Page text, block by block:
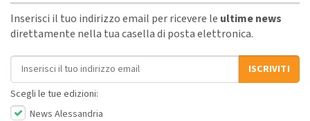
Inserisci il tuo indirizzo email per ricevere le ultime news
direttamente nella tua casella di posta elettronica.
Indirizzo email
ISCRIVITI
Scegli le tue edizioni:
News Alessandria